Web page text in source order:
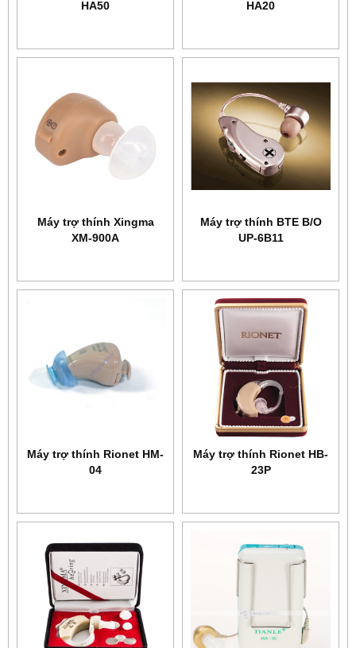
HA50 HA20
Máy trợ thính Xingma
XM-900A
Máy trợ thính BTE B/O
UP-6B11
Máy trợ thính Rionet HM-
04
Máy trợ thính Rionet HB-
23P